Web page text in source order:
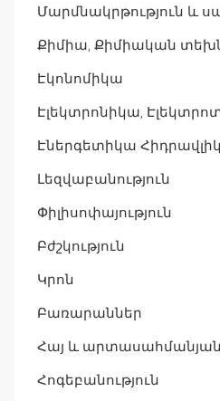
Մարմնակրթություն և
Քիմիա, Քիմիական
Էկոնոմիկա
Էլեկտրոնիկա,
Էներգետիկա
Լեզվաբանություն
Փիլիսոփայություն
Բժշկություն
Կրոն
Բառարաններ
Հայ և արտասահմանյան
Հոգեբանություն